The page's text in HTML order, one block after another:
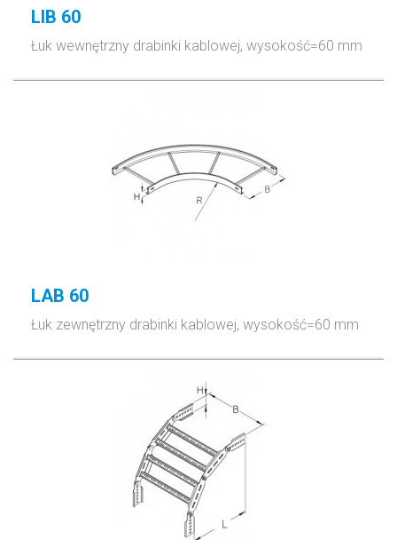
LIB 60
Łuk wewnętrzny drabinki kablowej, wysokość=60 mm
LAB 60
Łuk zewnętrzny drabinki kablowej, wysokość=60 mm